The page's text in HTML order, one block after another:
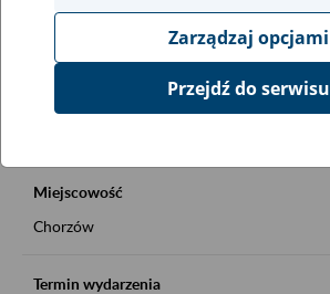
Okienko Górnicze w ZUS
Szczegóły na plakacie
Miejscowość
Chorzów
Termin wydarzenia
Zarządzaj opcjami
Przejdź do serwisu